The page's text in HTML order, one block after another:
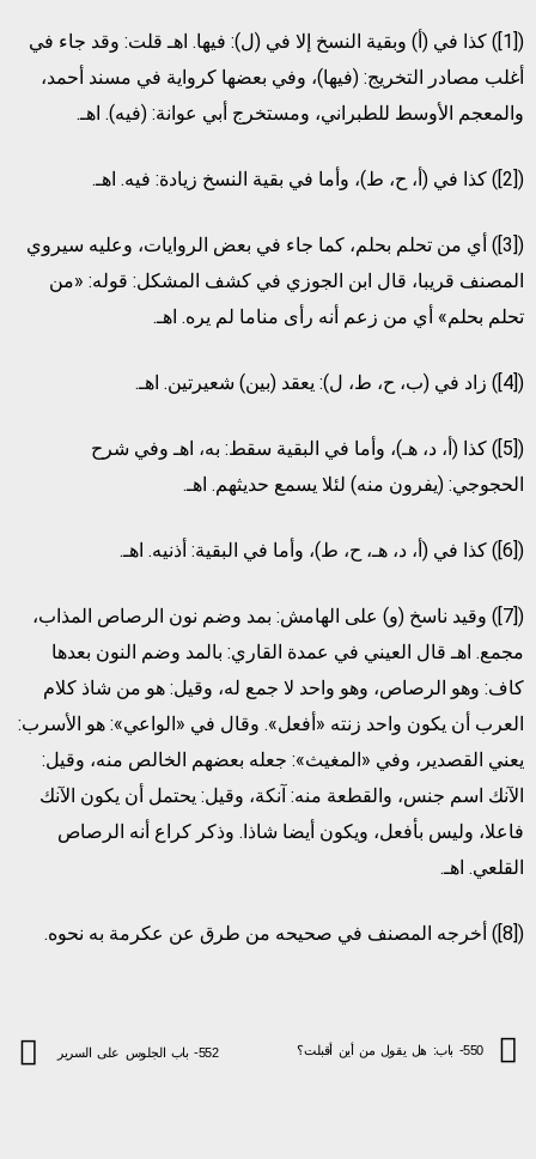
([1]) كذا في (أ) وبقية النسخ إلا في (ل): فيها. اهـ قلت: وقد جاء في
أغلب مصادر التخريج: (فيها)، وفي بعضها كرواية في مسند أحمد،
والمعجم الأوسط للطبراني، ومستخرج أبي عوانة: (فيه). اهـ.
([2]) كذا في (أ، ح، ط)، وأما في بقية النسخ زيادة: فيه. اهـ.
([3]) أي من تحلم بحلم، كما جاء في بعض الروايات، وعليه سيروي
المصنف قريبا، قال ابن الجوزي في كشف المشكل: قوله: «من
تحلم بحلم» أي من زعم أنه رأى مناما لم يره. اهـ.
([4]) زاد في (ب، ح، ط، ل): يعقد (بين) شعيرتين. اهـ.
([5]) كذا (أ، د، هـ)، وأما في البقية سقط: به، اهـ وفي شرح
الحجوجي: (يفرون منه) لئلا يسمع حديثهم. اهـ.
([6]) كذا في (أ، د، هـ، ح، ط)، وأما في البقية: أذنيه. اهـ.
([7]) وقيد ناسخ (و) على الهامش: بمد وضم نون الرصاص المذاب،
مجمع. اهـ قال العيني في عمدة القاري: بالمد وضم النون بعدها
كاف: وهو الرصاص، وهو واحد لا جمع له، وقيل: هو من شاذ كلام
العرب أن يكون واحد زنته «أفعل». وقال في «الواعي»: هو الأسرب:
يعني القصدير، وفي «المغيث»: جعله بعضهم الخالص منه، وقيل:
الآنك اسم جنس، والقطعة منه: آنكة، وقيل: يحتمل أن يكون الآنك
فاعلا، وليس بأفعل، ويكون أيضا شاذا. وذكر كراع أنه الرصاص
القلعي. اهـ.
([8]) أخرجه المصنف في صحيحه من طرق عن عكرمة به نحوه.
550- باب: هل يقول من أين أقبلت؟ 552- باب الجلوس على السرير